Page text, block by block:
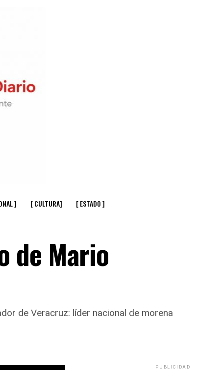
] [ CULTURA] [ ESTADO ]
de Mario
de Veracruz: líder nacional de morena
PUBLICIDAD